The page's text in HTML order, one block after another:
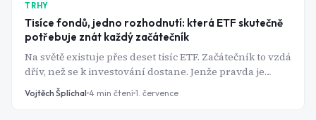
TRHY
Tisíce fondů, jedno rozhodnutí: která ETF skutečně
potřebuje znát každý začátečník
Na světě existuje přes deset tisíc ETF. Začátečník to vzdá
dřív, než se k investování dostane. Jenže pravda je
prostší: pro drtivou většinu investorů stačí jeden,
maximálně dva fondy. Tady jsou ty správné.
Vojtěch Šplíchal 4 min čtení 1. července